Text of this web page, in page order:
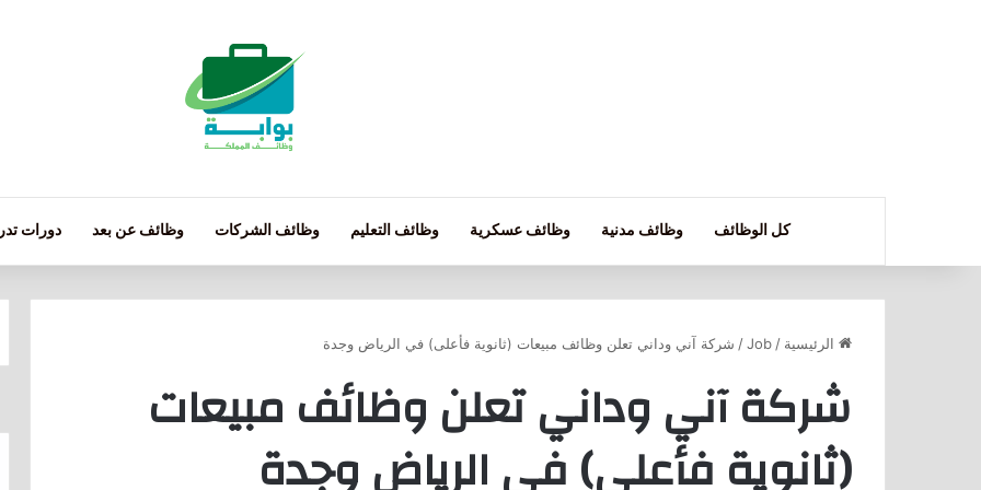
كل الوظائف وظائف مدنية وظائف عسكرية وظائف التعليم وظائف الشركات وظائف عن بعد دورات
الرئيسية /
Job
/ شركة آني وداني تعلن وظائف مبيعات (ثانوية فأعلى) في الرياض وجدة
شركة آني وداني تعلن وظائف مبيعات
(ثانوية فأعلى) في الرياض وجدة